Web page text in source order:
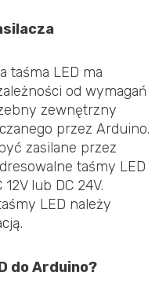
taśma LED ma
od wymagań
zewnętrzny
przez Arduino.
zasilane przez
taśmy LED
lub DC 24V.
LED należy
do Arduino?